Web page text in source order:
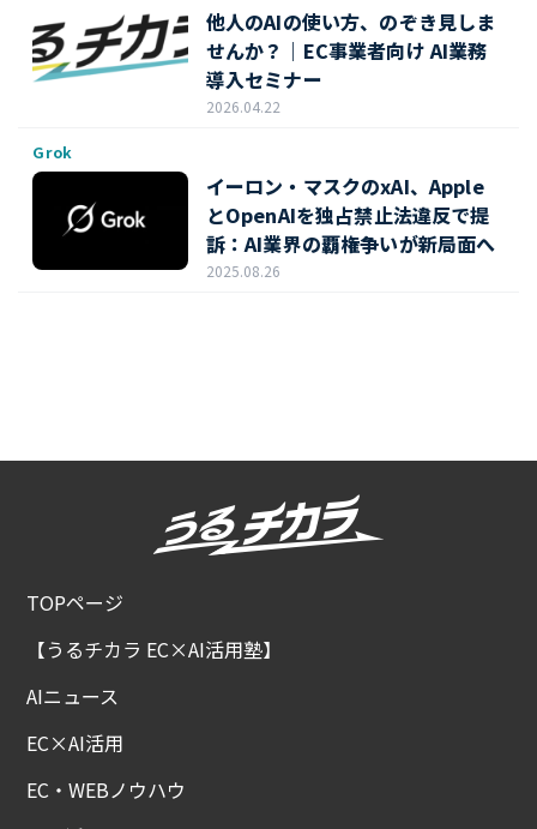
2026.04.22
他人のAIの使い方、のぞき見しま
せんか？｜EC事業者向け AI業務
導入セミナー
Grok
2025.08.26
イーロン・マスクのxAI、Apple
とOpenAIを独占禁止法違反で提
訴：AI業界の覇権争いが新局面へ
TOPページ
【うるチカラ EC×AI活用塾】
AIニュース
EC×AI活用
EC・WEBノウハウ